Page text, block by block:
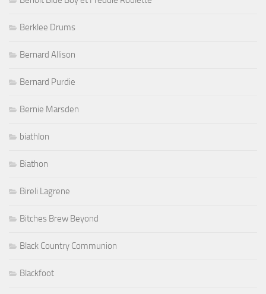
Berklee Drums
Bernard Allison
Bernard Purdie
Bernie Marsden
biathlon
Biathon
Bireli Lagrene
Bitches Brew Beyond
Black Country Communion
Blackfoot